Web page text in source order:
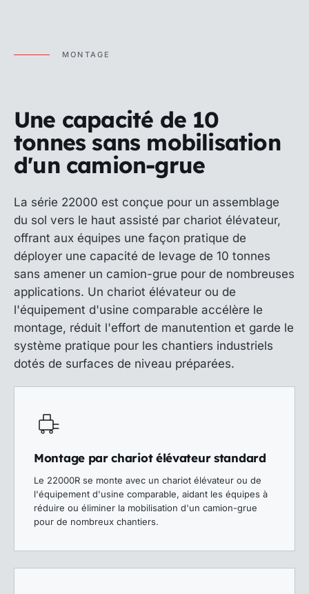
MONTAGE
Une capacité de 10
tonnes sans mobilisation
d'un camion-grue
La série 22000 est conçue pour un assemblage
du sol vers le haut assisté par chariot élévateur,
offrant aux équipes une façon pratique de
déployer une capacité de levage de 10 tonnes
sans amener un camion-grue pour de nombreuses
applications. Un chariot élévateur ou de
l'équipement d'usine comparable accélère le
montage, réduit l'effort de manutention et garde le
système pratique pour les chantiers industriels
dotés de surfaces de niveau préparées.
Montage par chariot élévateur standard
Le 22000R se monte avec un chariot élévateur ou de
l'équipement d'usine comparable, aidant les équipes à
réduire ou éliminer la mobilisation d'un camion-grue
pour de nombreux chantiers.